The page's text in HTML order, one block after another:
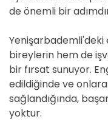
de önemli bir
Yenişarbademli'deki
bireylerin hem de
bir fırsat sunuyor.
edildiğinde ve
sağlandığında,
yoktur.